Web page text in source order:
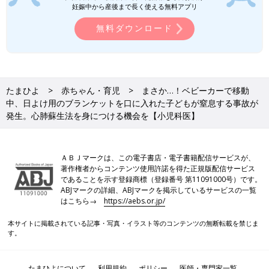
わが子のため！と思って練習していたことが、偶然にも役立って
えびTwitterや育児本などで子どもの事故の体験談をよく見る
ようにしています。そうすると危険な場所や危険なもの、どんな
ときに事故が起きやすいのかがわかるようになります。
も青く様子がおかしかったんです。そういうサインを知らないと
「寝ている」と勘違いすることもあるので、どんな様子が見られ
たら危険なのか知っておくことも大切だと思います。
お話・監修／山中龍宏先生
協力／えびさん 取材・文／麻生珠恵 たまひよONLINE編集部
妊娠中から産後まで長く使える無料アプリ
無料ダウンロード
たまひよ 赤ちゃん・育児
まさか…！ベビーカーで移動
中、日よけ用のブランケットを口に入れた子どもが窒息する事故が
発生。心肺蘇生法を身につける機会を【小児科医】
ＡＢＪマークは、この電子書店・電子書籍配信サービスが、
著作権者からコンテンツ使用許諾を得た正規版配信サービス
であることを示す登録商標（登録番号 第11091000号）です。
ABJマークの詳細、ABJマークを掲示しているサービスの一覧
はこちら→https://aebs.or.jp/
本サイトに掲載されている記事・写真・イラスト等のコンテンツの無断転載を禁じま
す。